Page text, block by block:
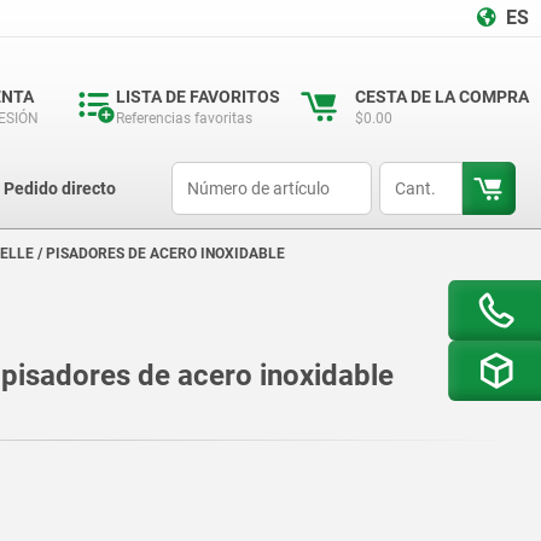
ES
LISTA DE FAVORITOS
Referencias favoritas
CESTA DE LA COMPRA
$0.00
Pedido directo
/ PISADORES DE ACERO INOXIDABLE
de acero inoxidable